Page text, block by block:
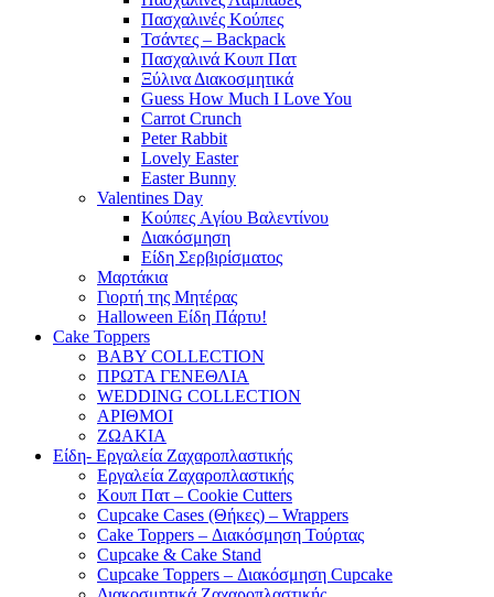
Πασχαλινές Κούπες
Τσάντες – Backpack
Πασχαλινά Κουπ Πατ
Ξύλινα Διακοσμητικά
Guess How Much I Love You
Carrot Crunch
Peter Rabbit
Lovely Easter
Easter Bunny
Valentines Day
Κούπες Aγίου Βαλεντίνου
Διακόσμηση
Είδη Σερβιρίσματος
Μαρτάκια
Γιορτή της Μητέρας
Halloween Είδη Πάρτυ!
Cake Toppers
BABY COLLECTION
ΠΡΩΤΑ ΓΕΝΕΘΛΙΑ
WEDDING COLLECTION
ΑΡΙΘΜΟΙ
ΖΩΑΚΙΑ
Είδη- Εργαλεία Ζαχαροπλαστικής
Εργαλεία Ζαχαροπλαστικής
Κουπ Πατ – Cookie Cutters
Cupcake Cases (Θήκες) – Wrappers
Cake Toppers – Διακόσμηση Τούρτας
Cupcake & Cake Stand
Cupcake Toppers – Διακόσμηση Cupcake